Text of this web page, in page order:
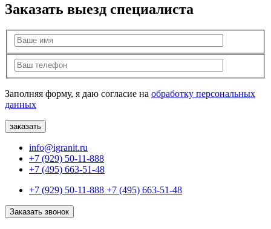
Заказать выезд специалиста
Заполняя форму, я даю согласие на обработку персональных
данных
info@igranit.ru
+7 (929) 50-11-888
+7 (495) 663-51-48
+7 (929) 50-11-888 +7 (495) 663-51-48
Заказать звонок